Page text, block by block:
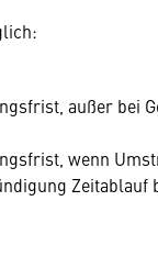
außer bei
wenn
Zeitablauf